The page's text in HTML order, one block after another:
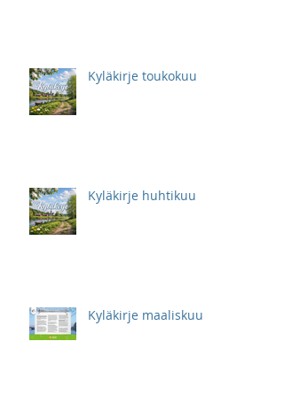
Kyläkirje toukokuu
Kyläkirje huhtikuu
Kyläkirje maaliskuu